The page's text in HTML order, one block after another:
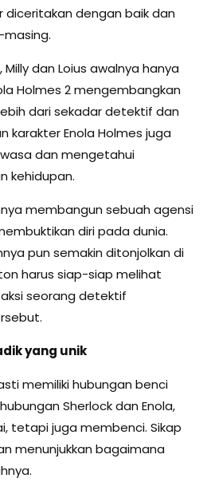
diceritakan dengan baik dan
dan Loius awalnya hanya
Holmes 2 mengembangkan
dari sekadar detektif dan
karakter Enola Holmes juga
dan mengetahui
kehidupan.
membangun sebuah agensi
diri pada dunia.
pun semakin ditonjolkan di
harus siap-siap melihat
seorang detektif
yang unik
memiliki hubungan benci
Sherlock dan Enola,
tetapi juga membenci. Sikap
menunjukkan bagaimana